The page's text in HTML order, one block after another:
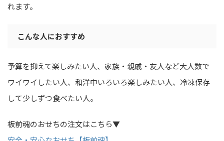
れます。
こんな人におすすめ
予算を抑えて楽しみたい人、家族・親戚・友人など大人数で
ワイワイしたい人、和洋中いろいろ楽しみたい人、冷凍保存
して少しずつ食べたい人。
板前魂のおせちの注文はこちら▼